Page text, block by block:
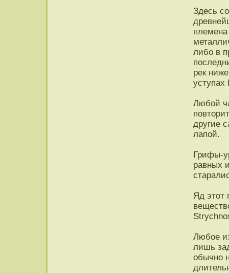
Здесь
либо в
рек
уступах
Любой
другие
лапой.
Грифы-
равных
Яд этот
Любое
лишь
обычно